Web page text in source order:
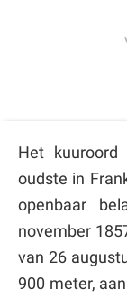
Het
oudste in
openbaar
november
van 26
900 meter,